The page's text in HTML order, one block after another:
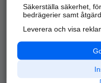
Alla kategorier
API & Kartor
Säkerställa säkerhet,
bedrägerier samt
Leverera och visa